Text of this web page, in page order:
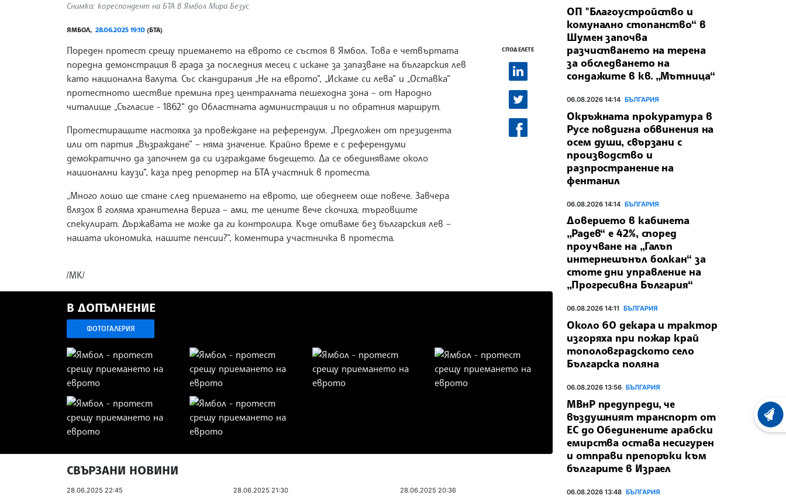
Снимка: кореспондент на БТА в Ямбол Мира Безус
ЯМБОЛ, 28.06.2025 19:10 (БТА)
Пореден протест срещу приемането на еврото се състоя в Ямбол. Това е четвъртата
поредна демонстрация в града за последния месец с искане за запазване на българския лев
като национална валута. Със скандирания „Не на еврото“, „Искаме си лева“ и „Оставка“
протестното шествие премина през централната пешеходна зона – от Народно
читалище „Съгласие - 1862“ до Областната администрация и по обратния маршрут.
Протестиращите настояха за провеждане на референдум. „Предложен от президента
или от партия „Възраждане“ – няма значение. Крайно време е с референдуми
демократично да започнем да си изграждаме бъдещето. Да се обединяваме около
национални каузи“, каза пред репортер на БТА участник в протеста.
„Много лошо ще стане след приемането на еврото, ще обеднеем още повече. Завчера
влязох в голяма хранителна верига – ами, те цените вече скочиха, търговците
спекулират. Държавата не може да ги контролира. Къде отиваме без българския лев –
нашата икономика, нашите пенсии?“, коментира участничка в протеста.
/МК/
СПОДЕЛЕТЕ
В ДОПЪЛНЕНИЕ
ФОТОГАЛЕРИЯ
СВЪРЗАНИ НОВИНИ
28.06.2025 22:45 28.06.2025 21:30 28.06.2025 20:36
ОП "Благоустройство и
комунално стопанство“ в
Шумен започва
разчистването на терена
за обследването на
сондажите в кв. „Мътница“
06.08.2026 14:14 БЪЛГАРИЯ
Окръжната прокуратура в
Русе повдигна обвинения на
осем души, свързани с
производство и
разпространение на
фентанил
06.08.2026 14:14 БЪЛГАРИЯ
Доверието в кабинета
„Радев“ е 42%, според
проучване на „Галъп
интернешънъл болкан“ за
стоте дни управление на
„Прогресивна България“
06.08.2026 14:11 БЪЛГАРИЯ
Около 60 декара и трактор
изгоряха при пожар край
тополовградското село
Българска поляна
06.08.2026 13:56 БЪЛГАРИЯ
МВнР предупреди, че
въздушният транспорт от
ЕС до Обединените арабски
емирства остава несигурен
и отправи препоръки към
българите в Израел
06.08.2026 13:48 БЪЛГАРИЯ